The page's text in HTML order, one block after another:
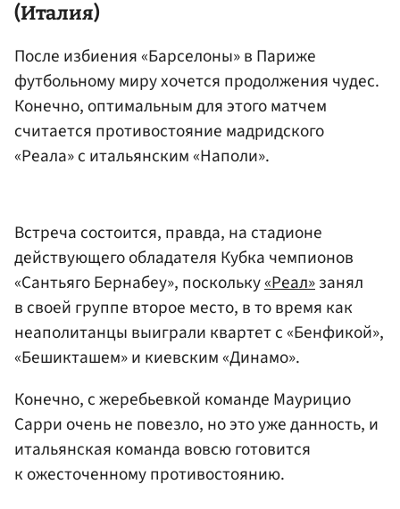
(Италия)
После избиения «Барселоны» в Париже
футбольному миру хочется продолжения чудес.
Конечно, оптимальным для этого матчем
считается противостояние мадридского
«Реала» с итальянским «Наполи».
Встреча состоится, правда, на стадионе
действующего обладателя Кубка чемпионов
«Сантьяго Бернабеу», поскольку«Реал»занял
в своей группе второе место, в то время как
неаполитанцы выиграли квартет с «Бенфикой»,
«Бешикташем» и киевским «Динамо».
Конечно, с жеребьевкой команде Маурицио
Сарри очень не повезло, но это уже данность, и
итальянская команда вовсю готовится
к ожесточенному противостоянию.